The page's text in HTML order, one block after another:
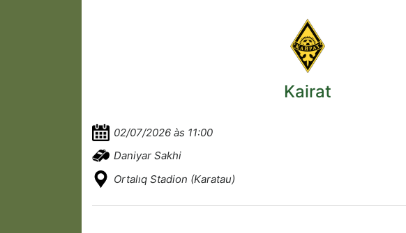
Kairat
02/07/2026 às 11:00
Daniyar Sakhi
Ortalıq Stadion (Karatau)